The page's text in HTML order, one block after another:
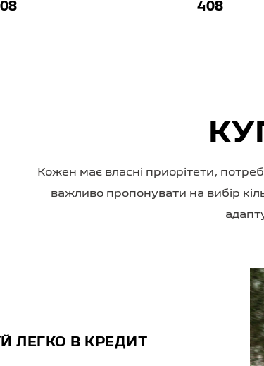
408
Кожен має власні приорітети,
важливо пропонувати на вибір
ЛЕГКО В ЛІЗИНГ